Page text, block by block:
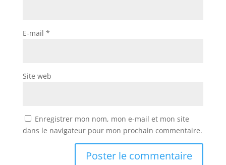
E-mail *
Site web
Enregistrer mon nom, mon e-mail et mon site
dans le navigateur pour mon prochain commentaire.